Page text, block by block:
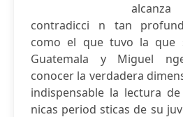
contradicci n tan
como el que tuvo la que
Guatemala y Miguel
conocer la verdadera
indispensable la lectura
nicas period sticas de su